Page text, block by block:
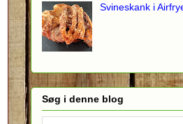
Svineskank i
Søg i denne blog